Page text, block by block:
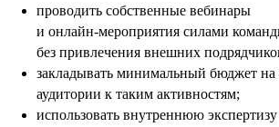
проводить собственные вебинары
и онлайн‑мероприятия силами
без привлечения внешних
закладывать минимальный бюджет на
аудитории к таким активностям;
использовать внутреннюю